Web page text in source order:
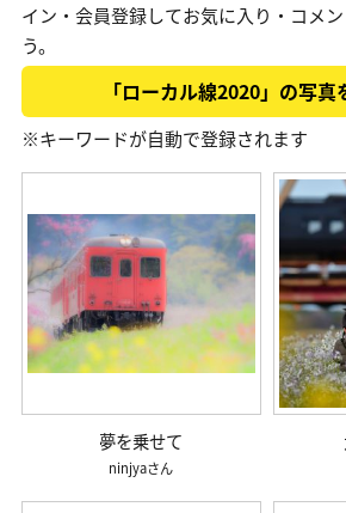
イン・会員登録してお気に入り・コメ
う。
「ローカル線2020」の写真
※キーワードが自動で登録されます
夢を乗せて
ninjya